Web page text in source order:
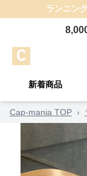
ランニン
新着商品
Cap-mania TOP ›